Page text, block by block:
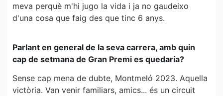
meva perquè m'hi jugo la vida i ja no gaudeixo
d'una cosa que faig des que tinc 6 anys.
Parlant en general de la seva carrera, amb quin
cap de setmana de Gran Premi es quedaria?
Sense cap mena de dubte, Montmeló 2023. Aquella
victòria. Van venir familiars, amics... és un circuit